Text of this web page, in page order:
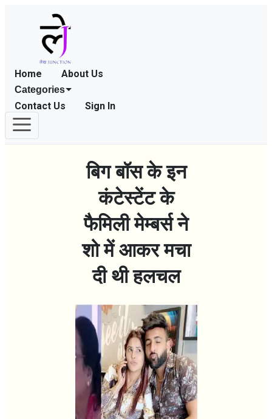
Home About Us
Categories
Contact Us Sign In
बिग बॉस के इन
कंटेस्टेंट के
फैमिली मेम्बर्स ने
शो में आकर मचा
दी थी हलचल